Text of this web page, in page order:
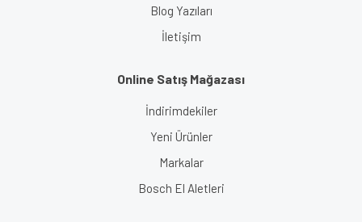
Blog Yazıları
İletişim
Online Satış Mağazası
İndirimdekiler
Yeni Ürünler
Markalar
Bosch El Aletleri